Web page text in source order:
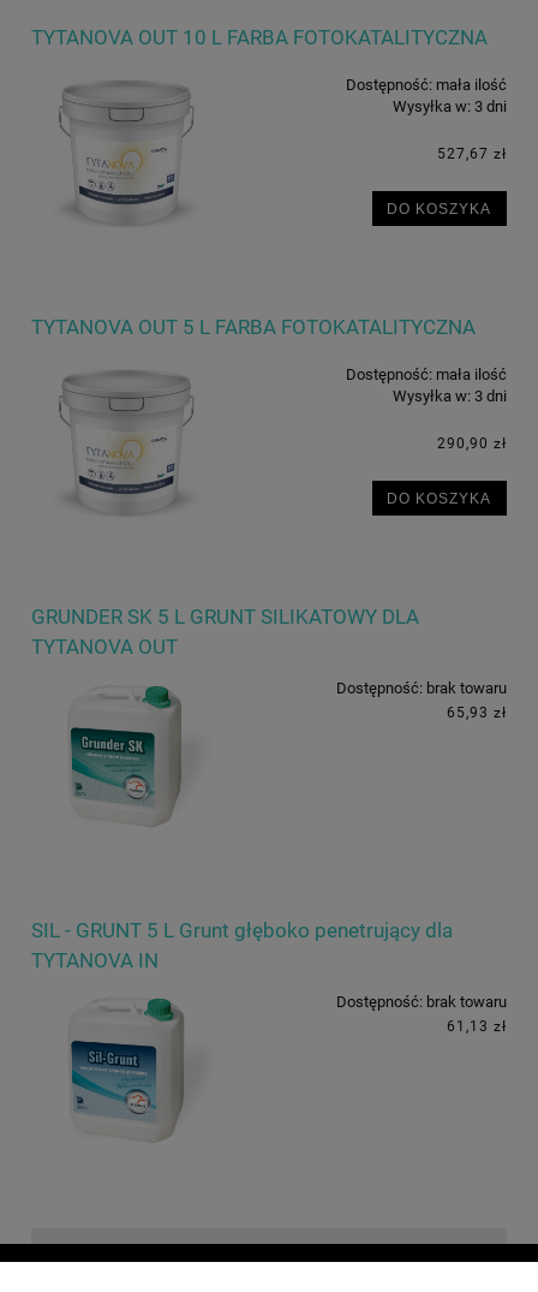
TYTANOVA OUT 10 L FARBA FOTOKATALITYCZNA
Dostępność: mała ilość
Wysyłka w: 3 dni
527,67 zł
DO KOSZYKA
TYTANOVA OUT 5 L FARBA FOTOKATALITYCZNA
Dostępność: mała ilość
Wysyłka w: 3 dni
290,90 zł
DO KOSZYKA
GRUNDER SK 5 L GRUNT SILIKATOWY DLA
TYTANOVA OUT
Dostępność: brak towaru
65,93 zł
SIL - GRUNT 5 L Grunt głęboko penetrujący dla
TYTANOVA IN
Dostępność: brak towaru
61,13 zł